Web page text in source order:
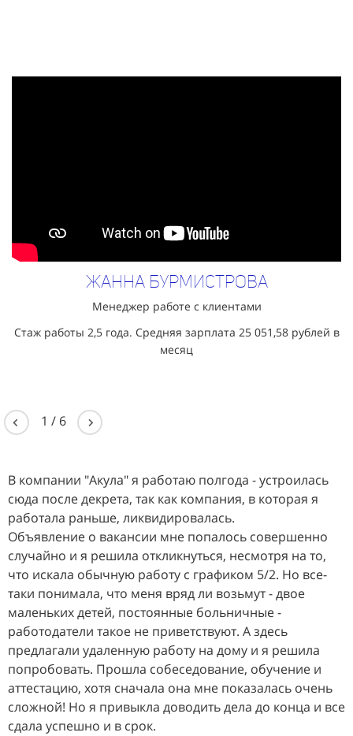
Жанна Бурмистрова
Менеджер работе с клиентами
Стаж работы 2,5 года. Средняя зарплата 25 051,58рублей в
месяц
1 / 6
В компании "Акула" я работаю полгода - устроилась
сюда после декрета, так как компания, в которая я
работала раньше, ликвидировалась.
Объявление о вакансии мне попалось совершенно
случайно и я решила откликнуться, несмотря на то,
что искала обычную работу с графиком 5/2. Но все-
таки понимала, что меня вряд ли возьмут - двое
маленьких детей, постоянные больничные -
работодатели такое не приветствуют. А здесь
предлагали удаленную работу на дому и я решила
попробовать. Прошла собеседование, обучение и
аттестацию, хотя сначала она мне показалась очень
сложной! Но я привыкла доводить дела до конца и все
сдала успешно и в срок.